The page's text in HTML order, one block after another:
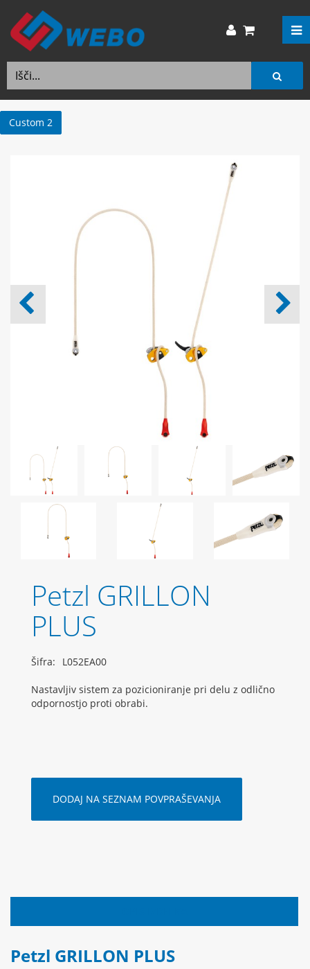
Custom 2
Petzl GRILLON
PLUS
Šifra: L052EA00
Nastavljiv sistem za pozicioniranje pri delu z odlično
odpornostjo proti obrabi.
DODAJ NA SEZNAM POVPRAŠEVANJA
Petzl GRILLON PLUS